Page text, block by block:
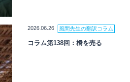
2026.06.26 風間先生の翻訳コラム
コラム第138回：橋を売る